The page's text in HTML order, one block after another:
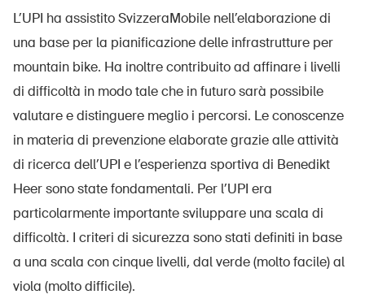
L’UPI ha assistito SvizzeraMobile nell’elaborazione di
una base per la pianificazione delle infrastrutture per
mountain bike. Ha inoltre contribuito ad affinare i livelli
di difficoltà in modo tale che in futuro sarà possibile
valutare e distinguere meglio i percorsi. Le conoscenze
in materia di prevenzione elaborate grazie alle attività
di ricerca dell’UPI e l’esperienza sportiva di Benedikt
Heer sono state fondamentali. Per l’UPI era
particolarmente importante sviluppare una scala di
difficoltà. I criteri di sicurezza sono stati definiti in base
a una scala con cinque livelli, dal verde (molto facile) al
viola (molto difficile).